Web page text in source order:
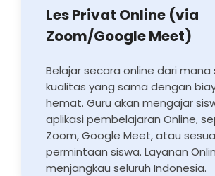
Les Privat Online (via
Zoom/Google Meet)
Belajar secara online dari mana
kualitas yang sama dengan
hemat. Guru akan mengajar
aplikasi pembelajaran Online,
Zoom, Google Meet, atau
permintaan siswa. Layanan
menjangkau seluruh Indonesia.